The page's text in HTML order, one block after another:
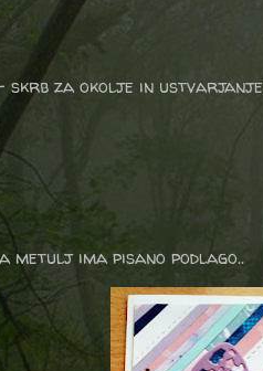
- skrb za okolje in
metulj ima pisano podlago..